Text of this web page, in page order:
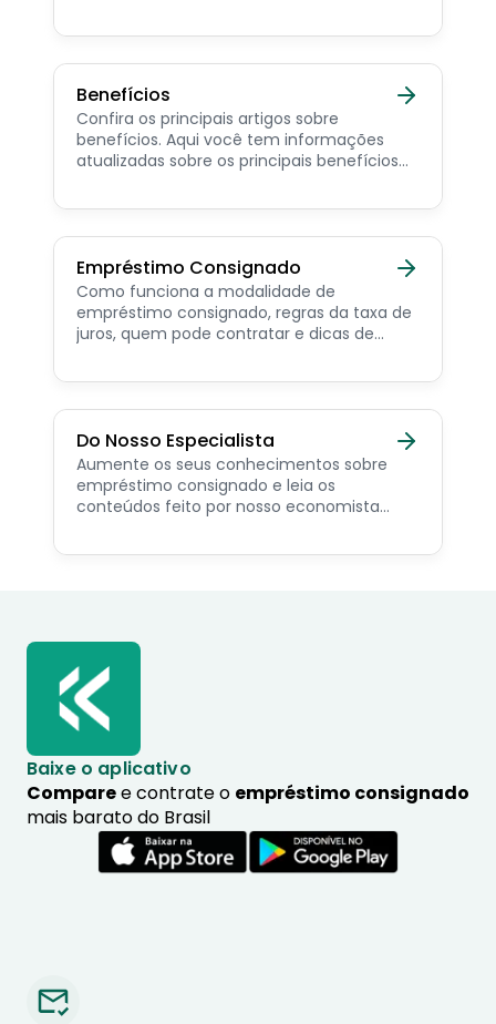
consignado privado.
Benefícios
Confira os principais artigos sobre
benefícios. Aqui você tem informações
atualizadas sobre os principais benefícios
pensionista e beneficiários de programas
Empréstimo Consignado
Como funciona a modalidade de
empréstimo consignado, regras da taxa de
juros, quem pode contratar e dicas de
Do Nosso Especialista
Aumente os seus conhecimentos sobre
empréstimo consignado e leia os
conteúdos feito por nosso economista
Baixe o aplicativo
Comparee contrate o empréstimo consignado
mais barato do Brasil